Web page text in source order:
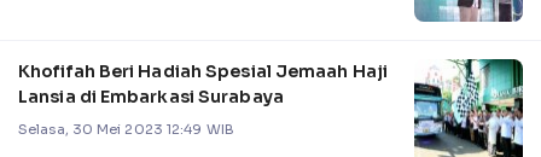
Khofifah Beri Hadiah Spesial Jemaah Haji
Lansia di Embarkasi Surabaya
Selasa, 30 Mei 2023 12:49 WIB